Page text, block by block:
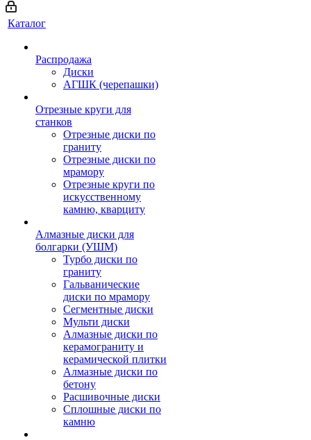
Каталог
Распродажа
Диски
АГШК (черепашки)
Отрезные круги для
станков
Отрезные диски по
граниту
Отрезные диски по
мрамору
Отрезные круги по
искусственному
камню, кварциту
Алмазные диски для
болгарки (УШМ)
Турбо диски по
граниту
Гальванические
диски по мрамору
Сегментные диски
Мульти диски
Алмазные диски по
керамограниту и
керамической плитки
Алмазные диски по
бетону
Расшивочные диски
Сплошные диски по
камню